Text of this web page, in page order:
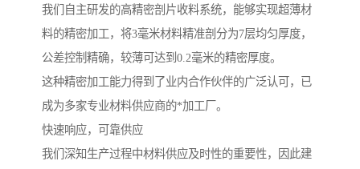
我们自主研发的高精密剖片收料系统，能够实现超薄材
料的精密加工，将3毫米材料精准剖分为7层均匀厚度，
公差控制精确，较薄可达到0.2毫米的精密厚度。
这种精密加工能力得到了业内合作伙伴的广泛认可，已
成为多家专业材料供应商的*加工厂。
快速响应，可靠供应
我们深知生产过程中材料供应及时性的重要性，因此建